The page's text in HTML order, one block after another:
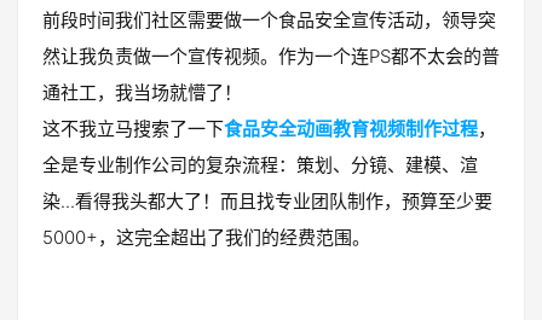
前段时间我们社区需要做一个食品安全宣传活动，领导突
然让我负责做一个宣传视频。作为一个连PS都不太会的普
通社工，我当场就懵了！
这不我立马搜索了一下食品安全动画教育视频制作过程，
全是专业制作公司的复杂流程：策划、分镜、建模、渲
染...看得我头都大了！而且找专业团队制作，预算至少要
5000+，这完全超出了我们的经费范围。